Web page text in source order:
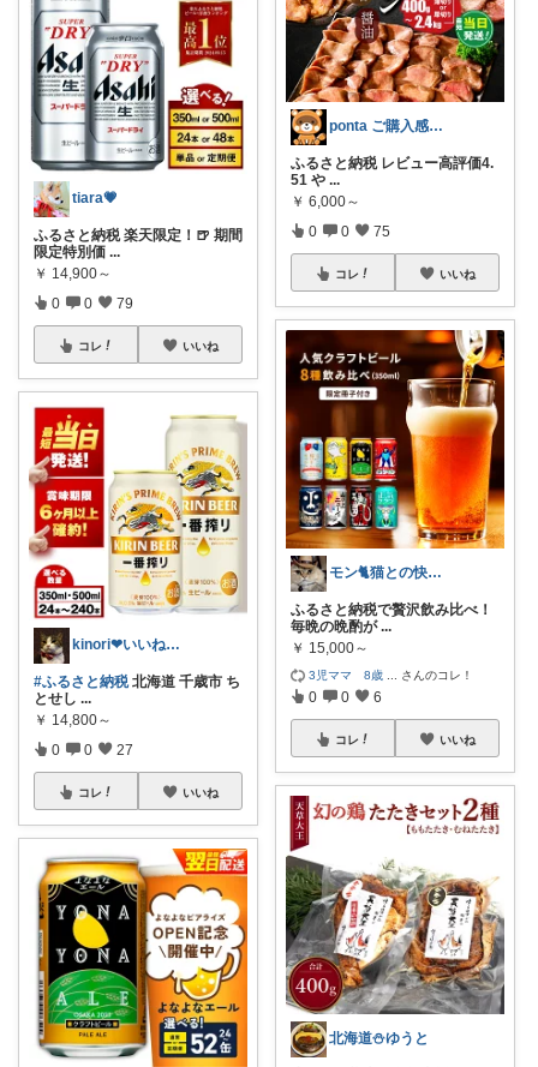
tiara💗
ふるさと納税 楽天限定！🍺 期間
限定特別価 ...
￥ 14,900～
0 0 79
コレ いいね
kinori❤︎いいねご購入感謝です💝
#ふるさと納税北海道 千歳市 ち
とせし ...
￥ 14,800～
0 0 27
コレ いいね
ponta ご購入感謝ですm(_ _)m
ふるさと納税 レビュー高評価4.
51 や ...
￥ 6,000～
0 0 75
コレ いいね
モン🐈猫との快適な暮らし
ふるさと納税で贅沢飲み比べ！
毎晩の晩酌が ...
￥ 15,000～
3児ママ 8歳 さんのコレ！
0 0 6
コレ いいね
北海道⛄️ゆうと